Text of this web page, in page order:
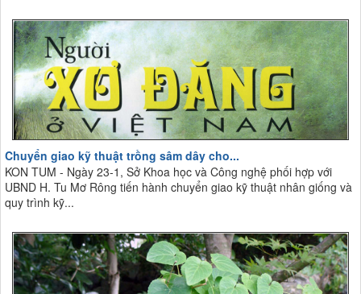
Chuyển giao kỹ thuật trồng sâm dây cho...
KON TUM - Ngày 23-1, Sở Khoa học và Công nghệ phối hợp với
UBND H. Tu Mơ Rông tiến hành chuyển giao kỹ thuật nhân giống và
quy trình kỹ...